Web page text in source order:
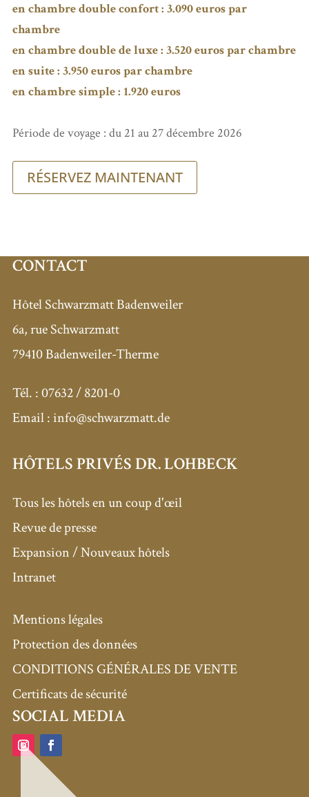
en chambre double confort : 3.090 euros par
chambre
en chambre double de luxe : 3.520 euros par chambre
en suite : 3.950 euros par chambre
en chambre simple : 1.920 euros
Période de voyage : du 21 au 27 décembre 2026
RÉSERVEZ MAINTENANT
CONTACT
Hôtel Schwarzmatt Badenweiler
6a, rue Schwarzmatt
79410 Badenweiler-Therme
Tél. :07632 / 8201-0
Email :info@schwarzmatt.de
HÔTELS PRIVÉS DR. LOHBECK
Tous les hôtels en un coup d'œil
Revue de presse
Expansion / Nouveaux hôtels
Intranet
Mentions légales
Protection des données
CONDITIONS GÉNÉRALES DE VENTE
Certificats de sécurité
SOCIAL MEDIA